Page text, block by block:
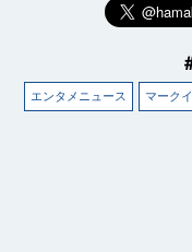
エンタメニュース マーク